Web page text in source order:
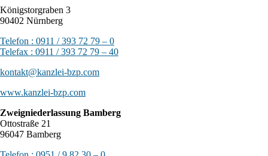
Königstorgraben 3
90402 Nürnberg
Telefon : 0911 / 393 72 79 – 0
Telefax : 0911 / 393 72 79 – 40
kontakt@kanzlei-bzp.com
www.kanzlei-bzp.com
Zweigniederlassung Bamberg
Ottostraße 21
96047 Bamberg